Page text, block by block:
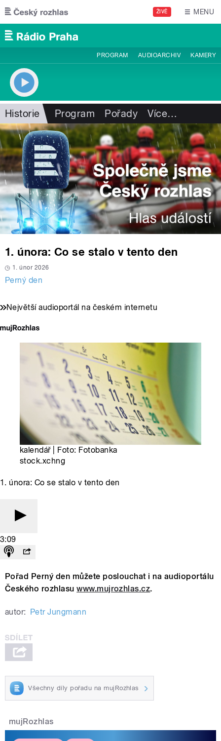
Přejít k hlavnímu obsahu
ŽIVĚ MENU
PROGRAM AUDIOARCHIV KAMERY
Historie Program Pořady Více…
1. února: Co se stalo v tento den
1. únor 2026
Perný den
Největší audioportál na českém internetu
kalendář | Foto: Fotobanka
stock.xchng
1. února: Co se stalo v tento den
3:09
Pořad Perný den můžete poslouchat i na audioportálu
Českého rozhlasuwww.mujrozhlas.cz.
autor: Petr Jungmann
Všechny díly pořadu na mujRozhlas
mujRozhlas